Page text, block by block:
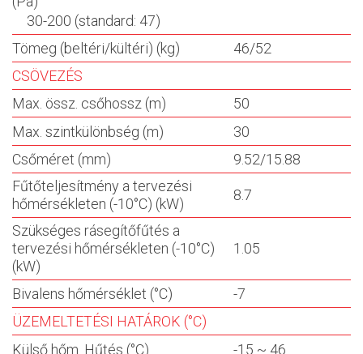
30-200 (standard: 47)
Tömeg (beltéri/kültéri) (kg)
46/52
CSÖVEZÉS
Max. össz. csőhossz (m)
50
Max. szintkülönbség (m)
30
Csőméret (mm)
9.52/15.88
Fűtőteljesítmény a tervezési
hőmérsékleten (-10°C) (kW)
8.7
Szükséges rásegítőfűtés a
tervezési hőmérsékleten (-10°C)
(kW)
1.05
Bivalens hőmérséklet (°C)
-7
ÜZEMELTETÉSI HATÁROK (°C)
Külső hőm. Hűtés (°C)
-15 ~ 46